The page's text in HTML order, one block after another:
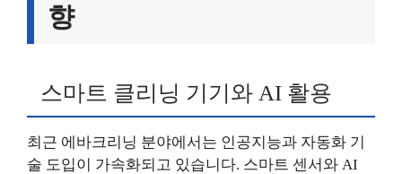
향
스마트 클리닝 기기와 AI 활용
최근 에바크리닝 분야에서는 인공지능과 자동화 기
술 도입이 가속화되고 있습니다. 스마트 센서와 AI